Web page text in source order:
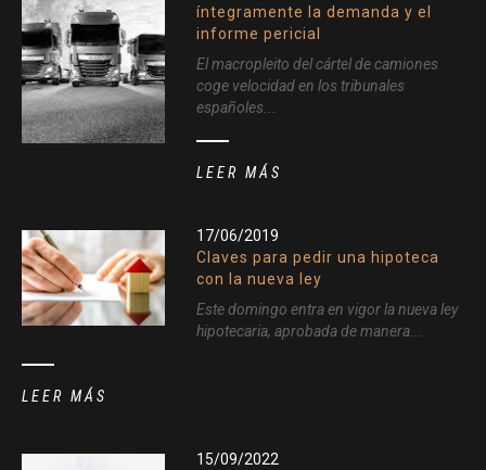
íntegramente la demanda y el
informe pericial
El macropleito del cártel de camiones
coge velocidad en los tribunales
españoles...
LEER MÁS
17/06/2019
Claves para pedir una hipoteca
con la nueva ley
Este domingo entra en vigor la nueva ley
hipotecaria, aprobada de manera...
LEER MÁS
15/09/2022